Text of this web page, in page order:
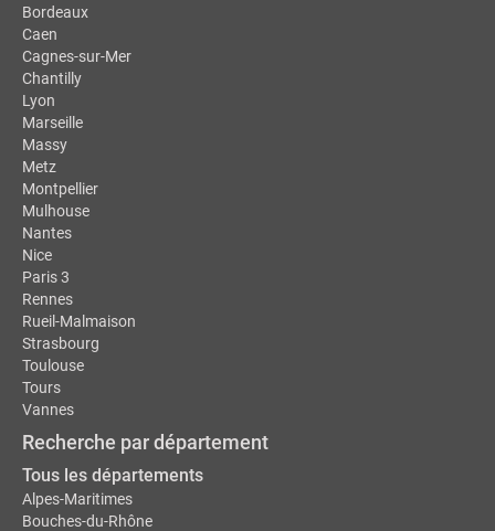
Bordeaux
Caen
Cagnes-sur-Mer
Chantilly
Lyon
Marseille
Massy
Metz
Montpellier
Mulhouse
Nantes
Nice
Paris 3
Rennes
Rueil-Malmaison
Strasbourg
Toulouse
Tours
Vannes
Recherche par département
Tous les départements
Alpes-Maritimes
Bouches-du-Rhône